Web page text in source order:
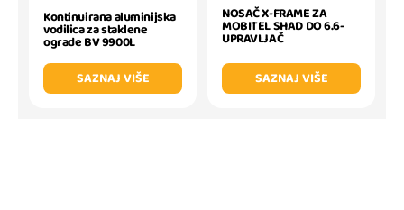
Kontinuirana aluminijska
vodilica za staklene
ograde BV 9900L
SAZNAJ VIŠE
NOSAČ X-FRAME ZA
MOBITEL SHAD DO 6.6-
UPRAVLJAČ
SAZNAJ VIŠE